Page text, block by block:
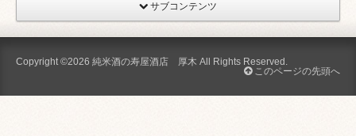
サブコンテンツ
Copyright ©2026 純米酒の寿屋酒店 厚木 All Rights Reserved.
このページの先頭へ